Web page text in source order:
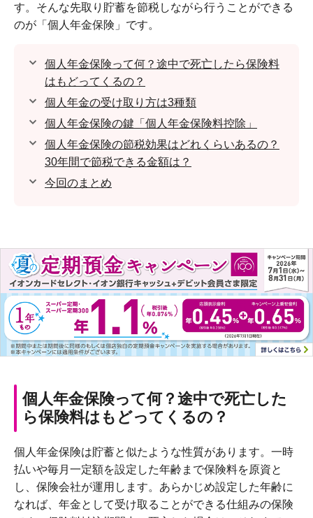
す。そんな先取り貯蓄を節税しながら行うことができる
のが「個人年金保険」です。
個人年金保険って何？途中で死亡したら保険料
はもどってくるの？
個人年金の受け取り方は3種類
個人年金保険の鍵「個人年金保険料控除」
個人年金保険の節税効果はどれくらいあるの？
30年間で節税できる金額は？
今回のまとめ
個人年金保険って何？途中で死亡した
ら保険料はもどってくるの？
個人年金保険は貯蓄と似たような性質があります。一時
払いや毎月一定額を設定した年齢まで保険料を原資と
し、保険会社が運用します。あらかじめ設定した年齢に
なれば、年金として受け取ることができる仕組みの保険